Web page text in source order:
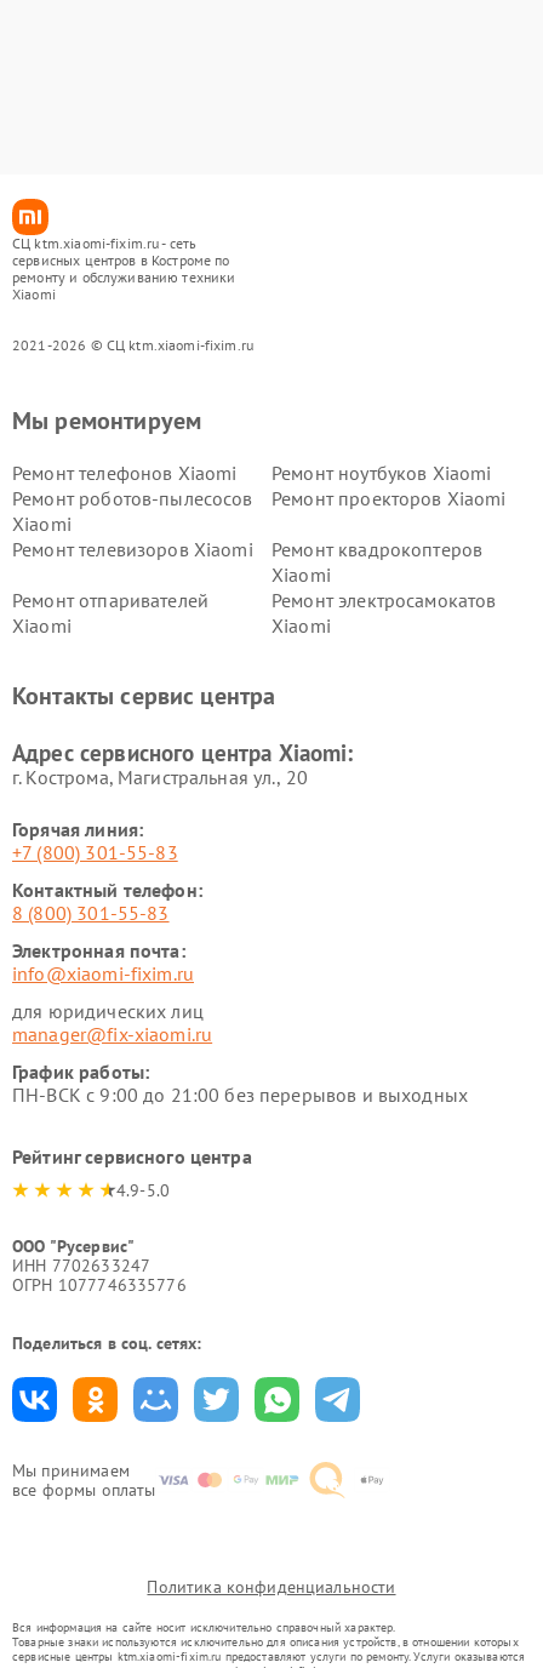
СЦ ktm.xiaomi-fixim.ru - сеть
сервисных центров в Костроме по
ремонту и обслуживанию техники
Xiaomi
2021-2026 © СЦ ktm.xiaomi-fixim.ru
Мы принимаем
все формы оплаты
Мы ремонтируем
Ремонт телефонов Xiaomi
Ремонт ноутбуков Xiaomi
Ремонт роботов-пылесосов
Xiaomi
Ремонт проекторов Xiaomi
Ремонт телевизоров Xiaomi
Ремонт квадрокоптеров
Xiaomi
Ремонт отпаривателей
Xiaomi
Ремонт электросамокатов
Xiaomi
Ремонт стиральных машин
Ремонт смарт-часов Xiaomi
Контакты сервис центра
Адрес сервисного центра Xiaomi:
г. Кострома, Магистральная ул., 20
Горячая линия:
+7 (800) 301-55-83
Контактный телефон:
8 (800) 301-55-83
Электронная почта:
info@xiaomi-fixim.ru
для юридических лиц
manager@fix-xiaomi.ru
График работы:
ПН-ВСК с 9:00 до 21:00 без перерывов и выходных
Рейтинг сервисного центра
4.9-5.0
ООО "Русервис"
ИНН 7702633247
ОГРН 1077746335776
Поделиться в соц. сетях:
Политика конфиденциальности
Вся информация на сайте носит исключительно справочный характер.
Товарные знаки используются исключительно для описания устройств, в отношении которых
сервисные центры ktm.xiaomi-fixim.ru предоставляют услуги по ремонту. Услуги оказываются